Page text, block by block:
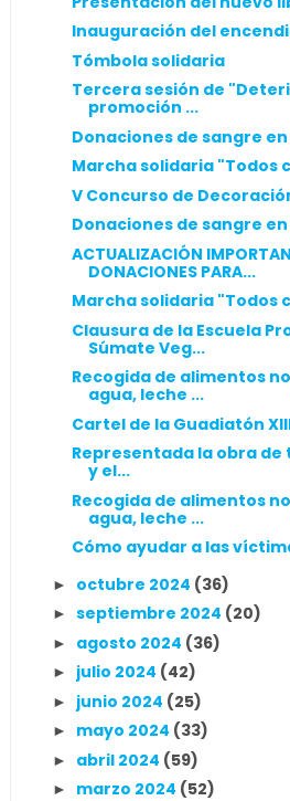
Inauguración del
Tómbola solidaria
Tercera sesión de
promoción ...
Donaciones de sangre
Marcha solidaria "Todos
V Concurso de
Donaciones de sangre
ACTUALIZACIÓN
DONACIONES PARA...
Marcha solidaria "Todos
Clausura de la Escuela
Súmate Veg...
Recogida de alimentos
agua, leche ...
Cartel de la Guadiatón
Representada la obra de
y el...
Recogida de alimentos
agua, leche ...
Cómo ayudar a las
► octubre 2024 (36)
► septiembre 2024 (20)
► agosto 2024 (36)
► julio 2024 (42)
► junio 2024 (25)
► mayo 2024 (33)
► abril 2024 (59)
► marzo 2024 (52)